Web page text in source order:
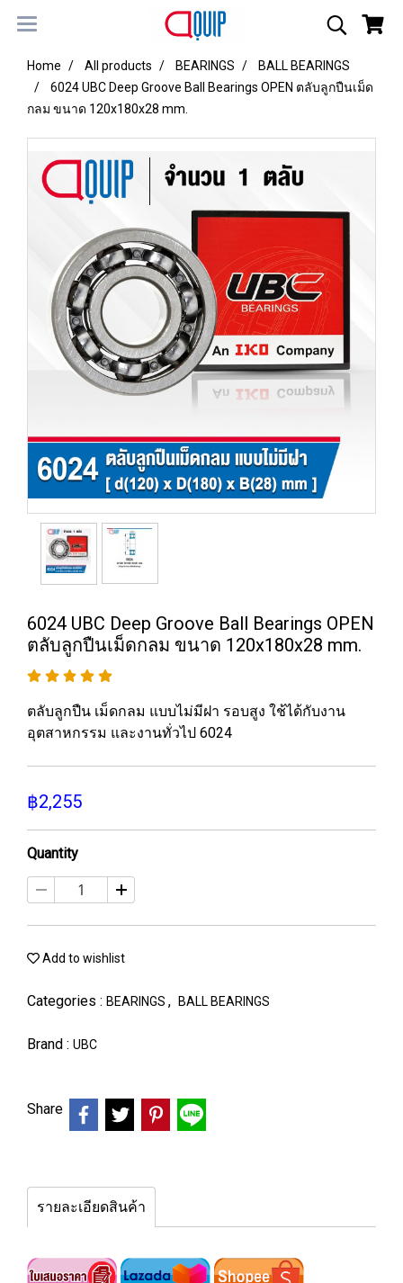
Home All products BEARINGS
BALL BEARINGS
6024 UBC Deep Groove Ball Bearings OPEN ตลับลูกปืนเม็ด
กลม ขนาด 120x180x28 mm.
6024 UBC Deep Groove Ball Bearings OPEN
ตลับลูกปืนเม็ดกลม ขนาด 120x180x28 mm.
ตลับลูกปืน เม็ดกลม แบบไม่มีฝา รอบสูง ใช้ได้กับงาน
อุตสาหกรรม และงานทั่วไป 6024
฿2,255
Quantity
Add to wishlist
Categories : BEARINGS , BALL BEARINGS
Brand : UBC
Share
รายละเอียดสินค้า